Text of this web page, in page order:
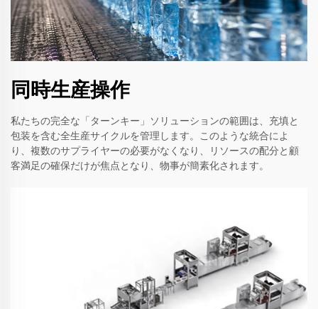
同時生産操作
私たちの完全な「ターンキー」ソリューションの範囲は、充填と
包装を含む全生産サイクルを管理します。このような統合によ
り、複数のサプライヤーの必要がなくなり、リソースの配分と顧
客満足の確保だけが焦点となり、物事が簡素化されます。